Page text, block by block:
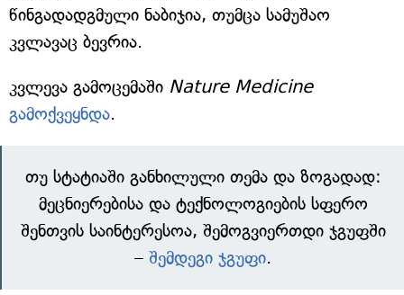
წინგადადგმული ნაბიჯია, თუმცა სამუშაო
კვლავაც ბევრია.
კვლევა გამოცემაში Nature Medicine
გამოქვეყნდა.
თუ სტატიაში განხილული თემა და ზოგადად:
მეცნიერებისა და ტექნოლოგიების სფერო
შენთვის საინტერესოა, შემოგვიერთდი ჯგუფში
– შემდეგი ჯგუფი.